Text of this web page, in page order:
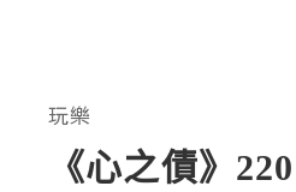
玩樂
《心之債》220